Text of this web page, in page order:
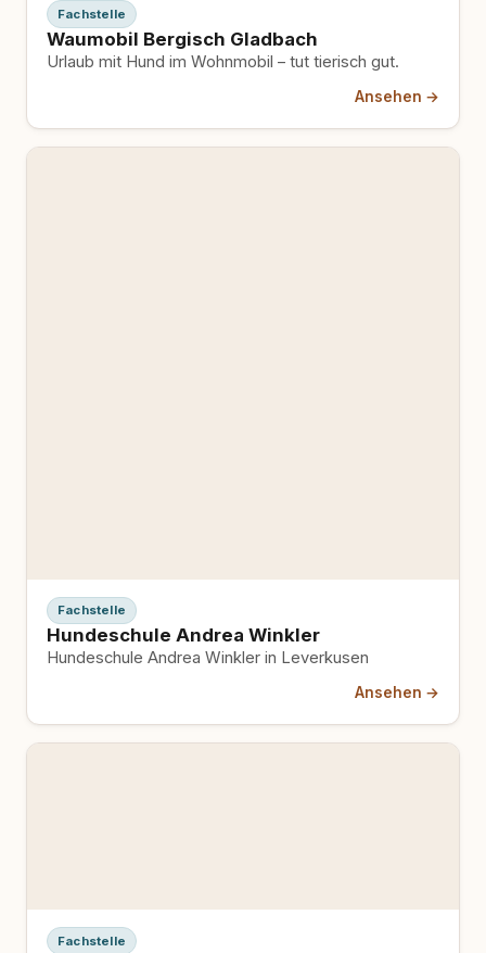
Fachstelle
Waumobil Bergisch Gladbach
Urlaub mit Hund im Wohnmobil – tut tierisch gut.
Ansehen →
Fachstelle
Hundeschule Andrea Winkler
Hundeschule Andrea Winkler in Leverkusen
Ansehen →
Fachstelle